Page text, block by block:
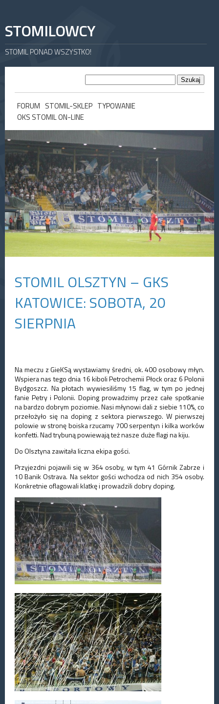
STOMILOWCY
STOMIL PONAD WSZYSTKO!
FORUM STOMIL-SKLEP TYPOWANIE
OKS STOMIL ON-LINE
STOMIL OLSZTYN – GKS
KATOWICE: SOBOTA, 20
SIERPNIA
Na meczu z GieKSą wystawiamy średni, ok. 400 osobowy młyn.
Wspiera nas tego dnia 16 kiboli Petrochemii Płock oraz 6 Polonii
Bydgoszcz. Na płotach wywiesiliśmy 15 flag, w tym po jednej
fanie Petry i Polonii. Doping prowadzimy przez całe spotkanie
na bardzo dobrym poziomie. Nasi młynowi dali z siebie 110%, co
przełożyło się na doping z sektora pierwszego. W pierwszej
polowie w stronę boiska rzucamy 700 serpentyn i kilka worków
konfetti. Nad trybuną powiewają też nasze duże flagi na kiju.
Do Olsztyna zawitała liczna ekipa gości.
Przyjezdni pojawili się w 364 osoby, w tym 41 Górnik Zabrze i
10 Banik Ostrava. Na sektor gości wchodza od nich 354 osoby.
Konkretnie oflagowali klatkę i prowadzili dobry doping.